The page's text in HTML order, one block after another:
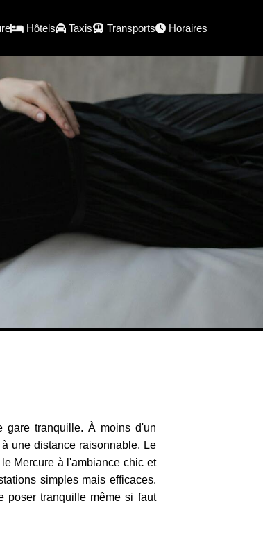
Hôtels Taxis Transports Horaires
gare tranquille. À moins d'un
une distance raisonnable. Le
Mercure à l'ambiance chic et
simples mais efficaces.
poser tranquille même si faut